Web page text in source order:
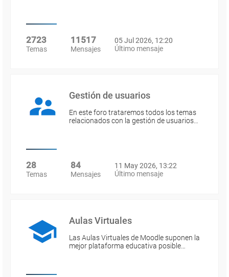
2723
Temas
11517
Mensajes
05 Jul 2026, 12:20
Último mensaje
Gestión de usuarios
En este foro trataremos todos los temas
relacionados con la gestión de usuarios…
28
Temas
84
Mensajes
11 May 2026, 13:22
Último mensaje
Aulas Virtuales
Las Aulas Virtuales de Moodle suponen la
mejor plataforma educativa posible…